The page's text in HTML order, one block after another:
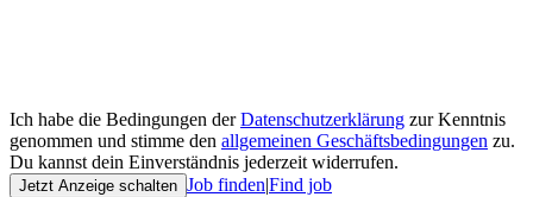
Ich habe die Bedingungen der Datenschutzerklärung zur Kenntnis
genommen und stimme den allgemeinen Geschäftsbedingungen zu.
Du kannst dein Einverständnis jederzeit widerrufen.
Jetzt Anzeige schalten Job finden|Find job